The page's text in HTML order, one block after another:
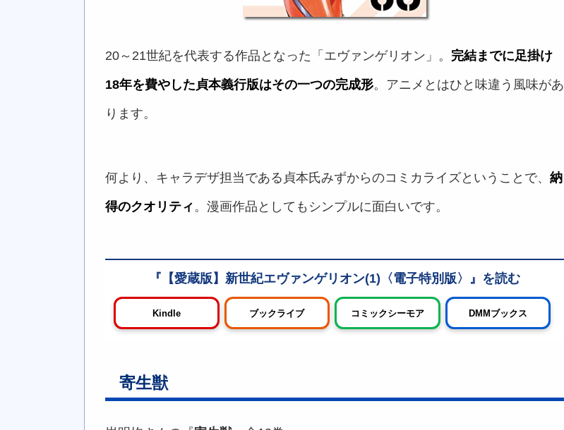
20～21世紀を代表する作品となった「エヴァンゲリオン」。 完結までに足掛け
18年を費やした貞本義行版はその一つの完成形。アニメとはひと味違う風味があ
ります。
何より、キャラデザ担当である貞本氏みずからのコミカライズということで、 納
得のクオリティ。漫画作品としてもシンプルに面白いです。
【愛蔵版】新世紀エヴァンゲリオン(1)〈電子特別版〉
Kindle ブックライブ コミックシーモア DMMブックス
寄生獣